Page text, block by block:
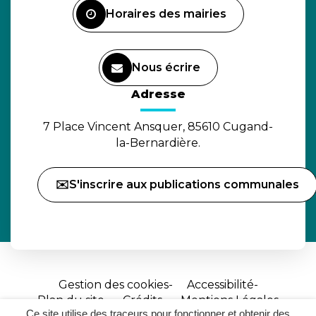
Ce site utilise des traceurs pour fonctionner et obtenir des
Horaires des mairies
Nous écrire
(ouverture dans un nouvel
Adresse
7 Place Vincent Ansquer, 85610 Cugand-
la-Bernardière.
✉️S'inscrire aux publications communales
Gestion des cookies
Accessibilité
Plan du site
Crédits Mentions Légales